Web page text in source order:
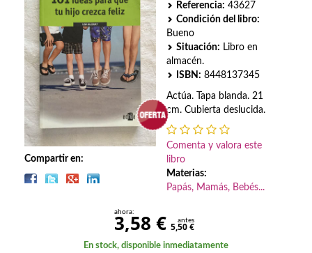
Autoayuda. Crecimiento personal
Biografía
Biografías
Ciencia ficción
Cine
Cocina
Cómic
Compartir en:
Referencia: 43627
Condición del libro:
Bueno
Situación: Libro en
almacén.
ISBN: 8448137345
Actúa. Tapa blanda. 21
cm. Cubierta deslucida.
Comenta y valora este
libro
Materias:
Papás, Mamás, Bebés...
ahora:
3,58 € antes
5,50 €
En stock, disponible inmediatamente